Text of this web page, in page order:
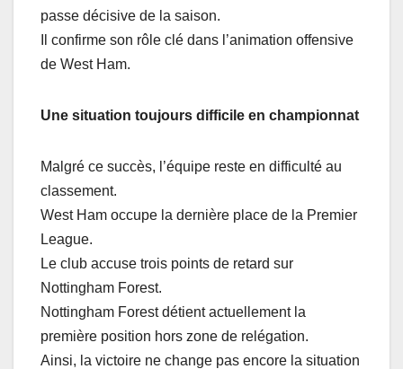
passe décisive de la saison.
Il confirme son rôle clé dans l’animation offensive
de West Ham.
Une situation toujours difficile en championnat
Malgré ce succès, l’équipe reste en difficulté au
classement.
West Ham occupe la dernière place de la Premier
League.
Le club accuse trois points de retard sur
Nottingham Forest.
Nottingham Forest détient actuellement la
première position hors zone de relégation.
Ainsi, la victoire ne change pas encore la situation